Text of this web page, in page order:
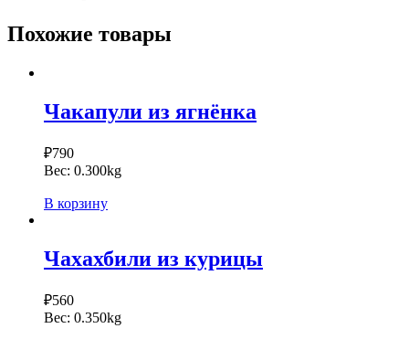
Похожие товары
Чакапули из ягнёнка
₽790
Вес: 0.300kg
В корзину
Чахахбили из курицы
₽560
Вес: 0.350kg